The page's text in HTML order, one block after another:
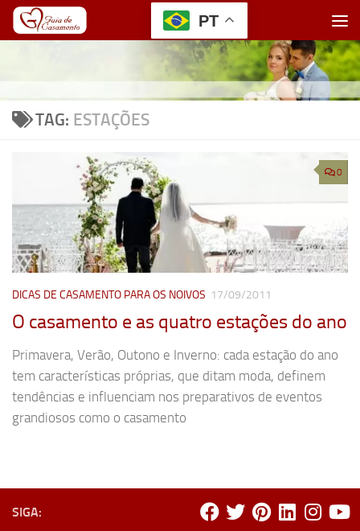
Skip to content
TAG: ESTAÇÕES
0
DICAS DE CASAMENTO PARA OS NOIVOS 17/09/2011
O casamento e as quatro estações do ano
Primavera, Verão, Outono e Inverno: cada estação do ano
tem características próprias, que ditam moda, definem
tendências e influenciam nos preparativos de eventos
grandiosos como o casamento
SIGA:
PT